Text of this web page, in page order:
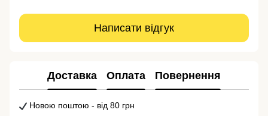
Написати відгук
Доставка Оплата Повернення
Новою поштою - від 80 грн